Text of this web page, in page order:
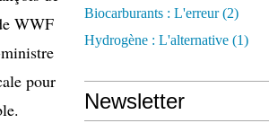
WWF
pour
Biocarburants : L'erreur(2)
Hydrogène : L'alternative (1)
Newsletter